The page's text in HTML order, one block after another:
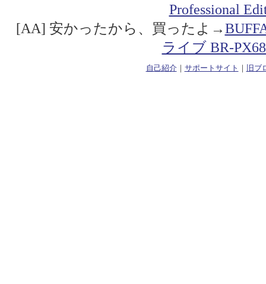
Professional
[AA] 安かったから、買ったよ→
ライブ BR-
自己紹介｜ サポートサイト ｜ 旧ブ